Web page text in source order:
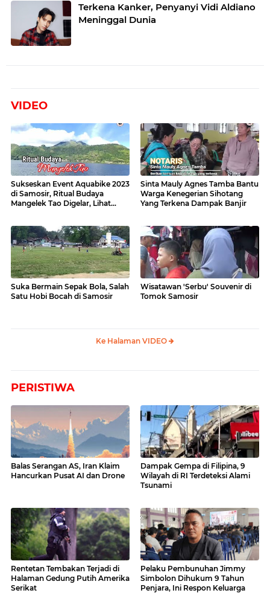
Terkena Kanker, Penyanyi Vidi Aldiano
Meninggal Dunia
VIDEO
Sukseskan Event Aquabike 2023
di Samosir, Ritual Budaya
Mangelek Tao Digelar, Lihat
Sinta Mauly Agnes Tamba Bantu
Warga Kenegerian Sihotang
Yang Terkena Dampak Banjir
Suka Bermain Sepak Bola, Salah
Satu Hobi Bocah di Samosir
Wisatawan 'Serbu' Souvenir di
Tomok Samosir
Ke Halaman VIDEO
PERISTIWA
Balas Serangan AS, Iran Klaim
Hancurkan Pusat AI dan Drone
Dampak Gempa di Filipina, 9
Wilayah di RI Terdeteksi Alami
Tsunami
Rentetan Tembakan Terjadi di
Halaman Gedung Putih Amerika
Serikat
Pelaku Pembunuhan Jimmy
Simbolon Dihukum 9 Tahun
Penjara, Ini Respon Keluarga